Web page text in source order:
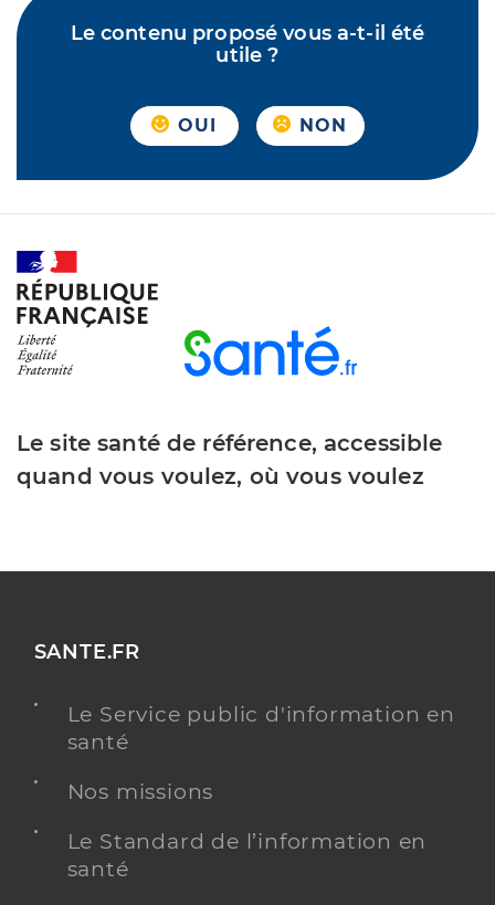
Le contenu proposé vous a-t-il été
utile ?
OUI NON
Le site santé de référence, accessible
quand vous voulez, où vous voulez
SANTE.FR
Le Service public d'information en
santé
Nos missions
Le Standard de l’information en
santé